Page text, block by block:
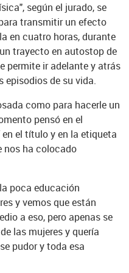
según el jurado, se
transmitir un efecto
en cuatro horas, durante
trayecto en autostop de
permite ir adelante y atrás
episodios de su vida.
como para hacerle un
pensó en el
el título y en la etiqueta
nos ha colocado
poca educación
y vemos que están
a eso, pero apenas se
las mujeres y quería
pudor y toda esa